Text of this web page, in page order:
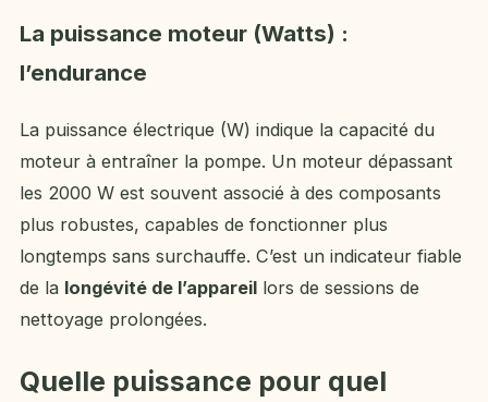
La puissance moteur (Watts) :
l’endurance
La puissance électrique (W) indique la capacité du
moteur à entraîner la pompe. Un moteur dépassant
les 2000 W est souvent associé à des composants
plus robustes, capables de fonctionner plus
longtemps sans surchauffe. C’est un indicateur fiable
de la longévité de l’appareil lors de sessions de
nettoyage prolongées.
Quelle puissance pour quel